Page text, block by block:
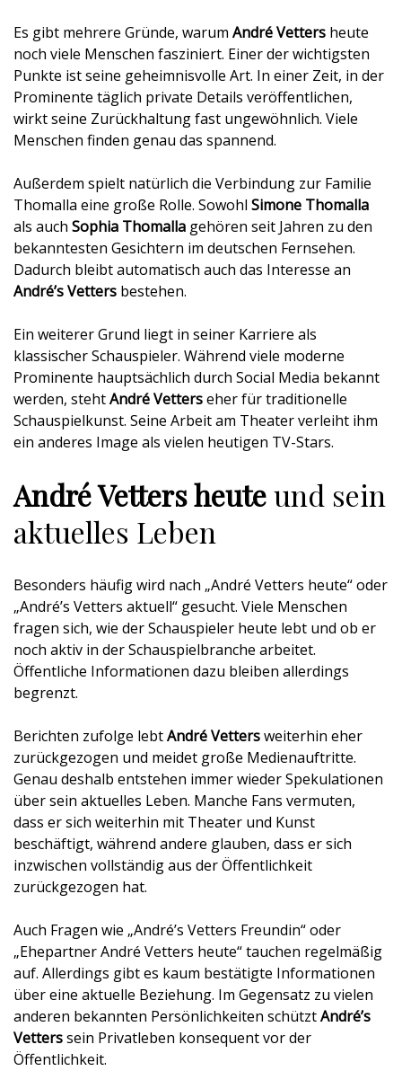
Es gibt mehrere Gründe, warum André Vetters heute
noch viele Menschen fasziniert. Einer der wichtigsten
Punkte ist seine geheimnisvolle Art. In einer Zeit, in der
Prominente täglich private Details veröffentlichen,
wirkt seine Zurückhaltung fast ungewöhnlich. Viele
Menschen finden genau das spannend.
Außerdem spielt natürlich die Verbindung zur Familie
Thomalla eine große Rolle. Sowohl Simone Thomalla
als auch Sophia Thomalla gehören seit Jahren zu den
bekanntesten Gesichtern im deutschen Fernsehen.
Dadurch bleibt automatisch auch das Interesse an
André’s Vetters bestehen.
Ein weiterer Grund liegt in seiner Karriere als
klassischer Schauspieler. Während viele moderne
Prominente hauptsächlich durch Social Media bekannt
werden, stehtAndré Vetterseher für traditionelle
Schauspielkunst. Seine Arbeit am Theater verleiht ihm
ein anderes Image als vielen heutigen TV-Stars.
André Vetters heuteund sein
aktuelles Leben
Besonders häufig wird nach „André Vetters heute“ oder
„André’s Vetters aktuell“ gesucht. Viele Menschen
fragen sich, wie der Schauspieler heute lebt und ob er
noch aktiv in der Schauspielbranche arbeitet.
Öffentliche Informationen dazu bleiben allerdings
begrenzt.
Berichten zufolge lebtAndré Vettersweiterhin eher
zurückgezogen und meidet große Medienauftritte.
Genau deshalb entstehen immer wieder Spekulationen
über sein aktuelles Leben. Manche Fans vermuten,
dass er sich weiterhin mit Theater und Kunst
beschäftigt, während andere glauben, dass er sich
inzwischen vollständig aus der Öffentlichkeit
zurückgezogen hat.
Auch Fragen wie „André’s Vetters Freundin“ oder
„Ehepartner André Vetters heute“ tauchen regelmäßig
auf. Allerdings gibt es kaum bestätigte Informationen
über eine aktuelle Beziehung. Im Gegensatz zu vielen
anderen bekannten Persönlichkeiten schütztAndré’s
Vetterssein Privatleben konsequent vor der
Öffentlichkeit.